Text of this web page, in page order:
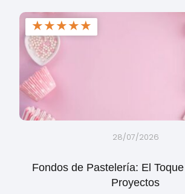
★★★★★
28/07/2026
Fondos de Pastelería: El
Proyectos